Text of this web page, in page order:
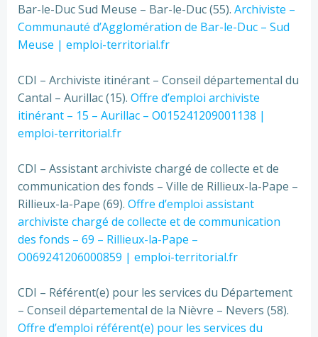
Bar-le-Duc Sud Meuse – Bar-le-Duc (55). Archiviste –
Communauté d’Agglomération de Bar-le-Duc – Sud
Meuse | emploi-territorial.fr
CDI – Archiviste itinérant – Conseil départemental du
Cantal – Aurillac (15). Offre d’emploi archiviste
itinérant – 15 – Aurillac – O015241209001138 |
emploi-territorial.fr
CDI – Assistant archiviste chargé de collecte et de
communication des fonds – Ville de Rillieux-la-Pape –
Rillieux-la-Pape (69). Offre d’emploi assistant
archiviste chargé de collecte et de communication
des fonds – 69 – Rillieux-la-Pape –
O069241206000859 | emploi-territorial.fr
CDI – Référent(e) pour les services du Département
– Conseil départemental de la Nièvre – Nevers (58).
Offre d’emploi référent(e) pour les services du